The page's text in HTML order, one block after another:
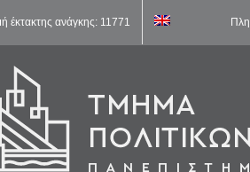
έκτακτης ανάγκης: 11771